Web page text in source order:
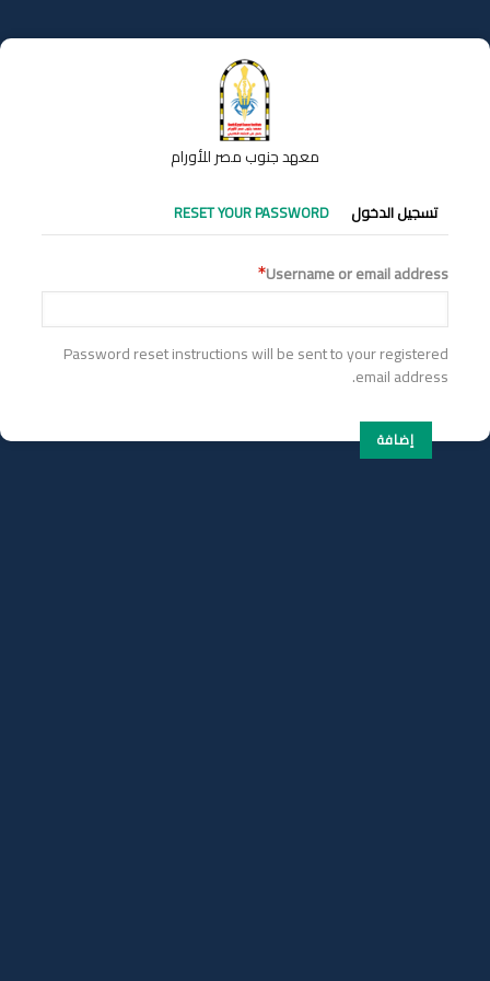
إلى
المحتوى
معهد جنوب مصر للأورام
التبويبات
الأساسية
تسجيل الدخول RESET YOUR PASSWORD
Username or email address
Password reset instructions will be sent to your registered
email address.